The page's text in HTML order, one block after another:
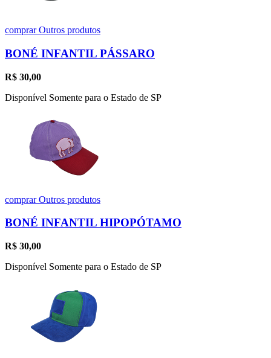
comprarOutros produtos
BONÉ INFANTIL PÁSSARO
R$ 30,00
Disponível Somente para o Estado de SP
comprarOutros produtos
BONÉ INFANTIL HIPOPÓTAMO
R$ 30,00
Disponível Somente para o Estado de SP